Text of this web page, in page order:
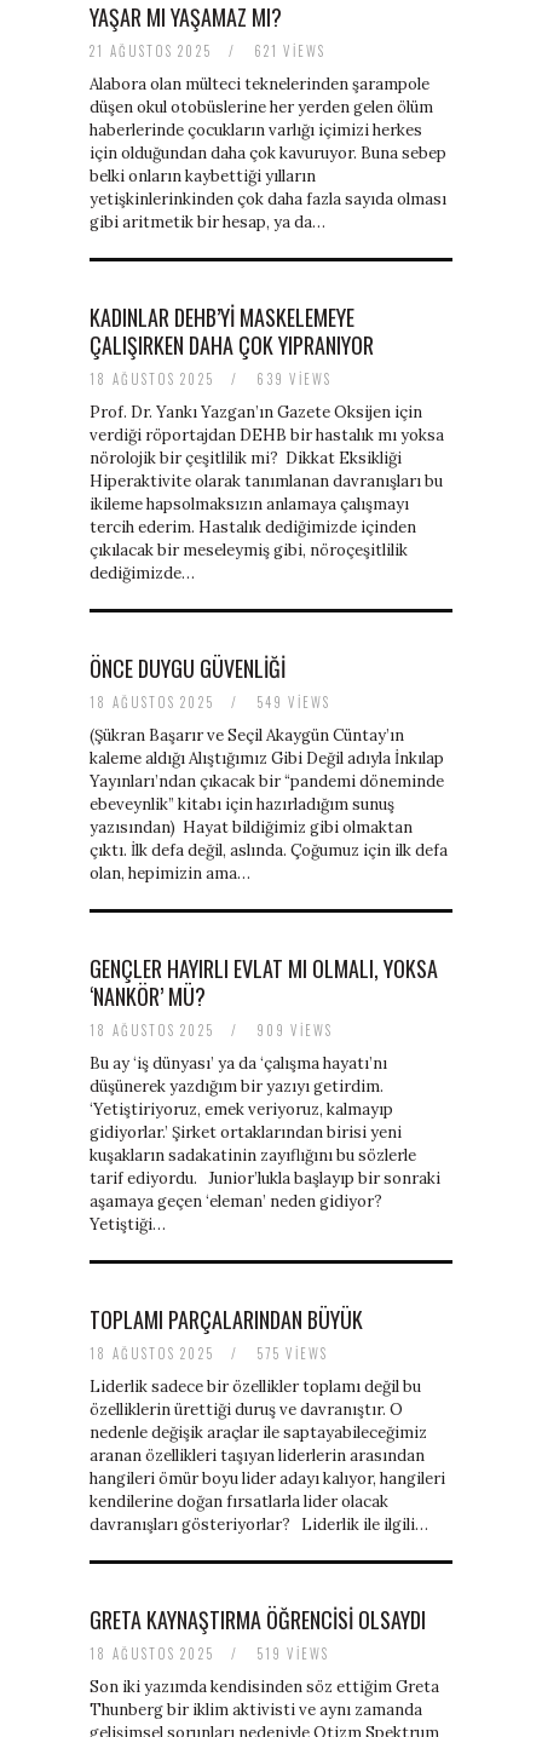
YAŞAR MI YAŞAMAZ MI?
21 AĞUSTOS 2025 / 621 VIEWS
Alabora olan mülteci teknelerinden şarampole
düşen okul otobüslerine her yerden gelen ölüm
haberlerinde çocukların varlığı içimizi herkes
için olduğundan daha çok kavuruyor. Buna sebep
belki onların kaybettiği yılların
yetişkinlerinkinden çok daha fazla sayıda olması
gibi aritmetik bir hesap, ya da…
KADINLAR DEHB’Yİ MASKELEMEYE
ÇALIŞIRKEN DAHA ÇOK YIPRANIYOR
18 AĞUSTOS 2025 / 639 VIEWS
Prof. Dr. Yankı Yazgan’ın Gazete Oksijen için
verdiği röportajdan DEHB bir hastalık mı yoksa
nörolojik bir çeşitlilik mi? Dikkat Eksikliği
Hiperaktivite olarak tanımlanan davranışları bu
ikileme hapsolmaksızın anlamaya çalışmayı
tercih ederim. Hastalık dediğimizde içinden
çıkılacak bir meseleymiş gibi, nöroçeşitlilik
dediğimizde…
ÖNCE DUYGU GÜVENLIĞI
18 AĞUSTOS 2025 / 549 VIEWS
(Şükran Başarır ve Seçil Akaygün Cüntay’ın
kaleme aldığı Alıştığımız Gibi Değil adıyla İnkılap
Yayınları’ndan çıkacak bir “pandemi döneminde
ebeveynlik” kitabı için hazırladığım sunuş
yazısından) Hayat bildiğimiz gibi olmaktan
çıktı. İlk defa değil, aslında. Çoğumuz için ilk defa
olan, hepimizin ama…
GENÇLER HAYIRLI EVLAT MI OLMALI, YOKSA
‘NANKÖR’ MÜ?
18 AĞUSTOS 2025 / 909 VIEWS
Bu ay ‘iş dünyası’ ya da ‘çalışma hayatı’nı
düşünerek yazdığım bir yazıyı getirdim.
‘Yetiştiriyoruz, emek veriyoruz, kalmayıp
gidiyorlar.’ Şirket ortaklarından birisi yeni
kuşakların sadakatinin zayıflığını bu sözlerle
tarif ediyordu. Junior’lukla başlayıp bir sonraki
aşamaya geçen ‘eleman’ neden gidiyor?
Yetiştiği…
TOPLAMI PARÇALARINDAN BÜYÜK
18 AĞUSTOS 2025 / 575 VIEWS
Liderlik sadece bir özellikler toplamı değil bu
özelliklerin ürettiği duruş ve davranıştır. O
nedenle değişik araçlar ile saptayabileceğimiz
aranan özellikleri taşıyan liderlerin arasından
hangileri ömür boyu lider adayı kalıyor, hangileri
kendilerine doğan fırsatlarla lider olacak
davranışları gösteriyorlar? Liderlik ile ilgili…
GRETA KAYNAŞTIRMA ÖĞRENCISI OLSAYDI
18 AĞUSTOS 2025 / 519 VIEWS
Son iki yazımda kendisinden söz ettiğim Greta
Thunberg bir iklim aktivisti ve aynı zamanda
gelişimsel sorunları nedeniyle Otizm Spektrum